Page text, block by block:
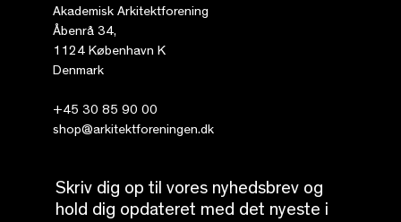
Akademisk Arkitektforening
Åbenrå 34,
1124 København K
Denmark
+45 30 85 90 00
shop@arkitektforeningen.dk
Skriv dig op til vores nyhedsbrev og
hold dig opdateret med det nyeste i